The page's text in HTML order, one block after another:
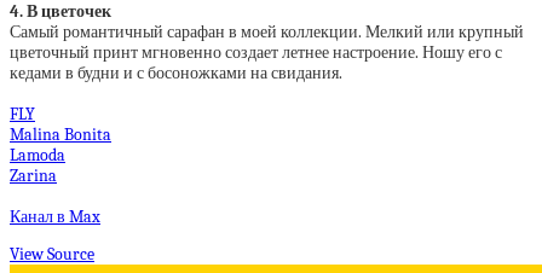
4. В цветочек
Самый романтичный сарафан в моей коллекции. Мелкий или крупный
цветочный принт мгновенно создает летнее настроение. Ношу его с
кедами в будни и с босоножками на свидания.
FLY
Malina Bonita
Lamoda
Zarina
Канал в Max
View Source